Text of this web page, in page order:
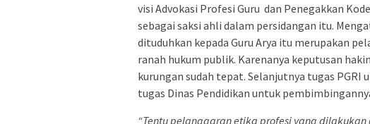
visi Advokasi Profesi Guru dan Penegakkan
sebagai saksi ahli dalam persidangan itu.
dituduhkan kepada Guru Arya itu merupakan
ranah hukum publik. Karenanya keputusan
kurungan sudah tepat. Selanjutnya tugas PGRI
tugas Dinas Pendidikan untuk
“Tentu pelanggaran etika profesi yang